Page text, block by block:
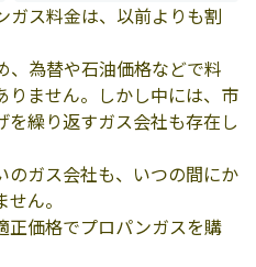
ガス料金は、以前よりも割
、為替や石油価格などで料
りません。しかし中には、市
繰り返すガス会社も存在し
のガス会社も、いつの間にか
ん。
正価格でプロパンガスを購